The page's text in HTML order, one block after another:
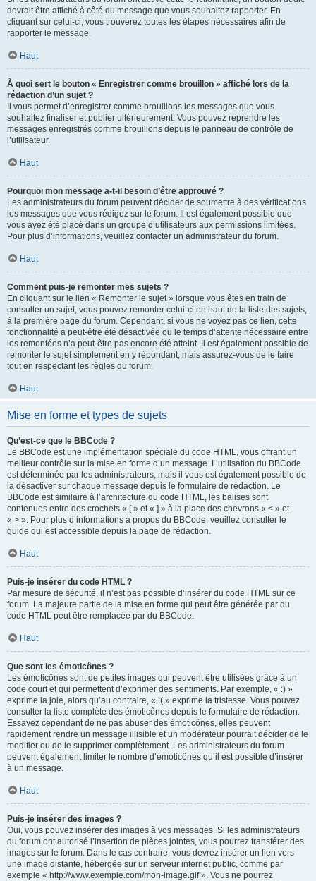
devrait être affiché à côté du message que vous souhaitez rapporter. En
cliquant sur celui-ci, vous trouverez toutes les étapes nécessaires afin de
rapporter le message.
Haut
À quoi sert le bouton « Enregistrer comme brouillon » affiché lors de la
rédaction d’un sujet ?
Il vous permet d’enregistrer comme brouillons les messages que vous
souhaitez finaliser et publier ultérieurement. Vous pouvez reprendre les
messages enregistrés comme brouillons depuis le panneau de contrôle de
l’utilisateur.
Haut
Pourquoi mon message a-t-il besoin d’être approuvé ?
Les administrateurs du forum peuvent décider de soumettre à des vérifications
les messages que vous rédigez sur le forum. Il est également possible que
vous ayez été placé dans un groupe d’utilisateurs aux permissions limitées.
Pour plus d’informations, veuillez contacter un administrateur du forum.
Haut
Comment puis-je remonter mes sujets ?
En cliquant sur le lien « Remonter le sujet » lorsque vous êtes en train de
consulter un sujet, vous pouvez remonter celui-ci en haut de la liste des sujets,
à la première page du forum. Cependant, si vous ne voyez pas ce lien, cette
fonctionnalité a peut-être été désactivée ou le temps d’attente nécessaire entre
les remontées n’a peut-être pas encore été atteint. Il est également possible de
remonter le sujet simplement en y répondant, mais assurez-vous de le faire
tout en respectant les règles du forum.
Haut
Mise en forme et types de sujets
Qu’est-ce que le BBCode ?
Le BBCode est une implémentation spéciale du code HTML, vous offrant un
meilleur contrôle sur la mise en forme d’un message. L’utilisation du BBCode
est déterminée par les administrateurs, mais il vous est également possible de
la désactiver sur chaque message depuis le formulaire de rédaction. Le
BBCode est similaire à l’architecture du code HTML, les balises sont
contenues entre des crochets « [ » et « ] » à la place des chevrons « < » et
« > ». Pour plus d’informations à propos du BBCode, veuillez consulter le
guide qui est accessible depuis la page de rédaction.
Haut
Puis-je insérer du code HTML ?
Par mesure de sécurité, il n’est pas possible d’insérer du code HTML sur ce
forum. La majeure partie de la mise en forme qui peut être générée par du
code HTML peut être remplacée par du BBCode.
Haut
Que sont les émoticônes ?
Les émoticônes sont de petites images qui peuvent être utilisées grâce à un
code court et qui permettent d’exprimer des sentiments. Par exemple, « :) »
exprime la joie, alors qu’au contraire, « :( » exprime la tristesse. Vous pouvez
consulter la liste complète des émoticônes depuis le formulaire de rédaction.
Essayez cependant de ne pas abuser des émoticônes, elles peuvent
rapidement rendre un message illisible et un modérateur pourrait décider de le
modifier ou de le supprimer complètement. Les administrateurs du forum
peuvent également limiter le nombre d’émoticônes qu’il est possible d’insérer
à un message.
Haut
Puis-je insérer des images ?
Oui, vous pouvez insérer des images à vos messages. Si les administrateurs
du forum ont autorisé l’insertion de pièces jointes, vous pourrez transférer des
images sur le forum. Dans le cas contraire, vous devrez insérer un lien vers
une image distante, hébergée sur un serveur internet public, comme par
exemple « http://www.exemple.com/mon-image.gif ». Vous ne pourrez